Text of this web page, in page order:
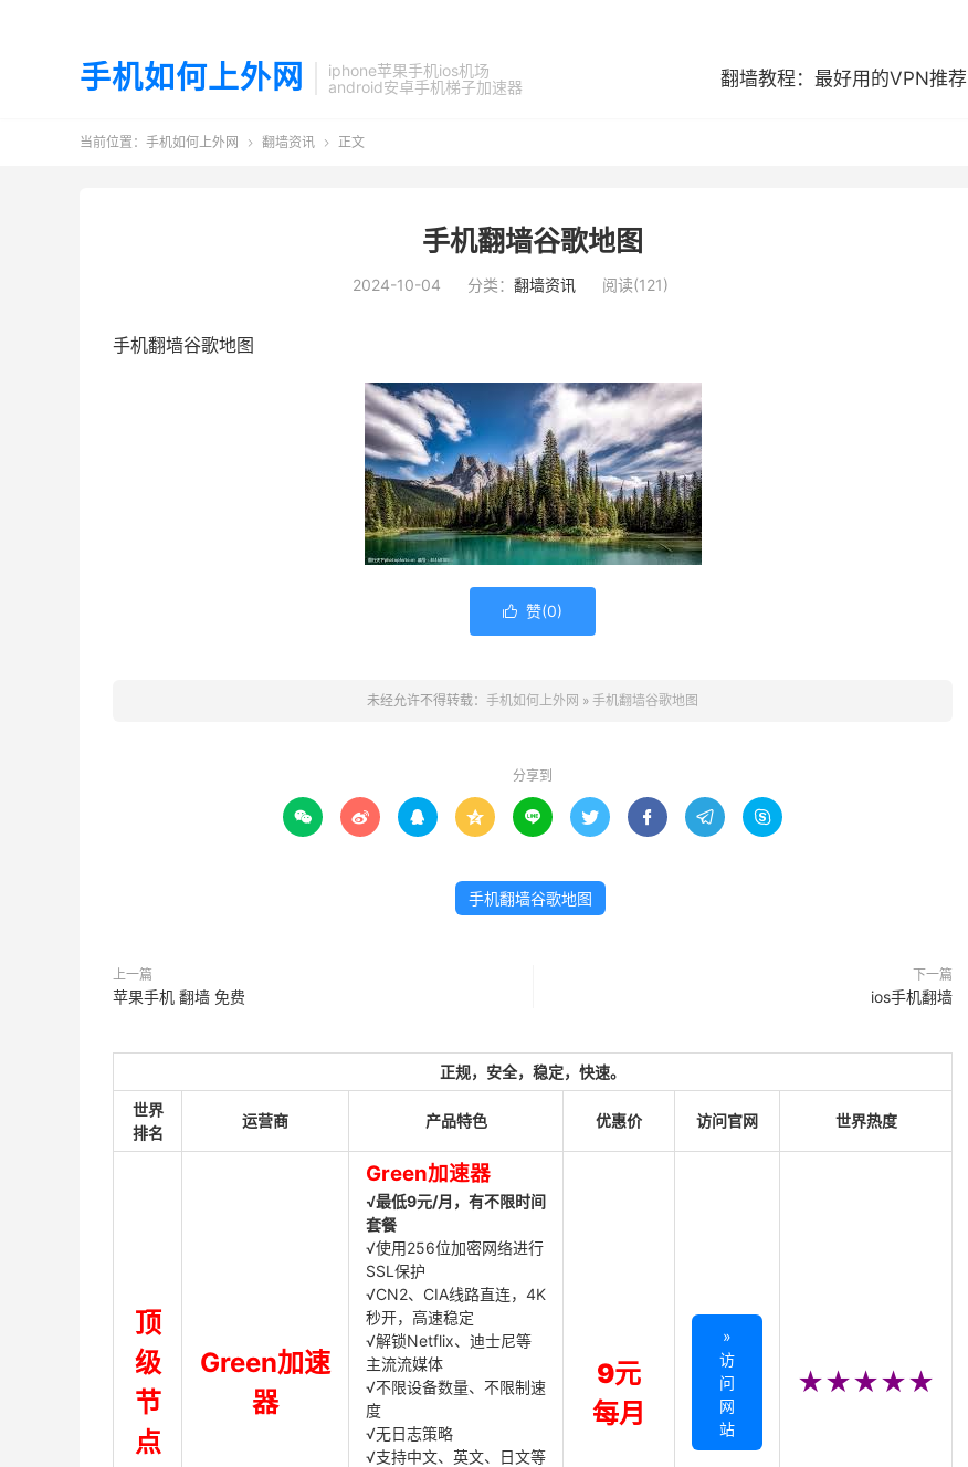
手机如何上外网
iphone苹果手机ios机场
android安卓手机梯子加速器
翻墙教程：最好用的VPN推荐
当前位置： 手机如何上外网  翻墙资讯  正文
手机翻墙谷歌地图
2024-10-04 分类： 翻墙资讯 阅读(121)
手机翻墙谷歌地图
 赞(0)
未经允许不得转载： 手机如何上外网 » 手机翻墙谷歌地图
分享到
        
手机翻墙谷歌地图
上一篇
苹果手机 翻墙 免费
下一篇
ios手机翻墙
正规，安全，稳定，快速。
世界
排名
运营商 产品特色 优惠价 访问官网 世界热度
顶
级
节
点
Green加速
器
Green加速器
√最低9元/月，有不限时间
套餐
√使用256位加密网络进行
SSL保护
√CN2、CIA线路直连，4K
秒开，高速稳定
√解锁Netflix、迪士尼等
主流流媒体
√不限设备数量、不限制速
度
√无日志策略
√支持中文、英文、日文等
9元
每月
»
访
问
网
站
★★★★★